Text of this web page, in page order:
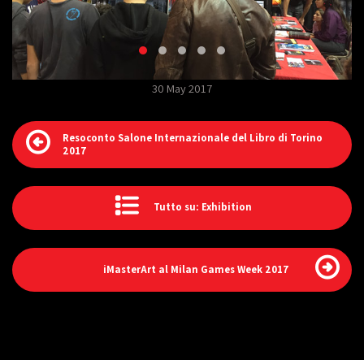
30 May 2017
Resoconto Salone Internazionale del Libro di Torino
2017
Tutto su: Exhibition
iMasterArt al Milan Games Week 2017